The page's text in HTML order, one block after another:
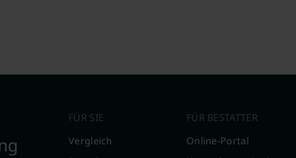
FÜR SIE
Vergleich
FÜR BESTATTER
Online-Portal